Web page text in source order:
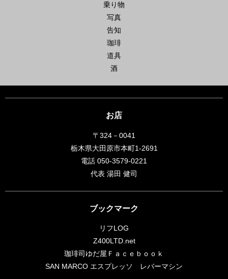
乗り物
写真
告知
珈琲
道具
酒
お店
〒324－0041
栃木県大田原市本町1-2691
電話 050-3579-0221
代表 湯田 健司
ブックマーク
リフLOG
Z400LTD.net
珈琲司ゆだ屋Ｆａｃｅｂｏｏｋ
SAN MARCO エスプレッソ レバーマシン